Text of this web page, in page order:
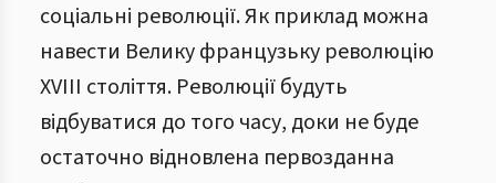
соціальні революції. Як приклад можна
навести Велику французьку революцію
XVIII століття. Революції будуть
відбуватися до того часу, доки не буде
остаточно відновлена первозданна